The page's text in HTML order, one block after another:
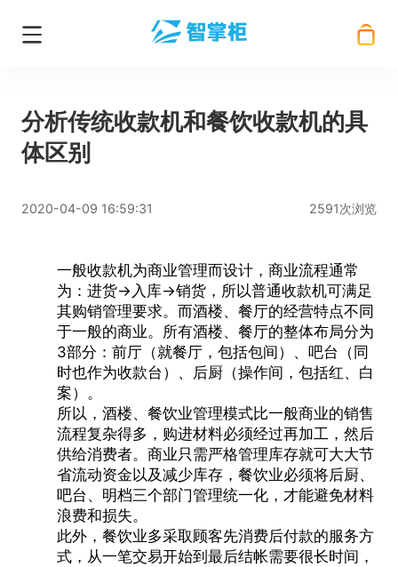
分析传统收款机和餐饮收款机的具
体区别
2020-04-09 16:59:31 2591次浏览
一般收款机为商业管理而设计，商业流程通常
为：进货→入库→销货，所以普通收款机可满足
其购销管理要求。而酒楼、餐厅的经营特点不同
于一般的商业。所有酒楼、餐厅的整体布局分为
3部分：前厅（就餐厅，包括包间）、吧台（同
时也作为收款台）、后厨（操作间，包括红、白
案）。
所以，酒楼、餐饮业管理模式比一般商业的销售
流程复杂得多，购进材料必须经过再加工，然后
供给消费者。商业只需严格管理库存就可大大节
省流动资金以及减少库存，餐饮业必须将后厨、
吧台、明档三个部门管理统一化，才能避免材料
浪费和损失。
此外，餐饮业多采取顾客先消费后付款的服务方
式，从一笔交易开始到最后结帐需要很长时间，